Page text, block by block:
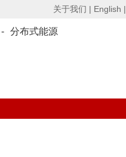
关于我们 | English |
- 分布式能源